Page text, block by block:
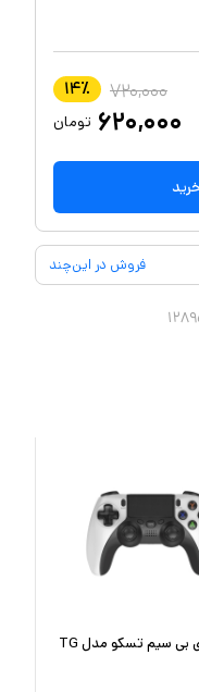
۷۲۰,۰۰۰ ۱۴٪
۶۲۰,۰۰۰ تومان
فروش در این‌چند
دسته بازی بی سیم تسکو مدل TG